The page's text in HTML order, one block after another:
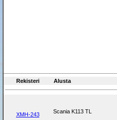
Rekisteri Alusta
XMH-243 Scania K113 TL